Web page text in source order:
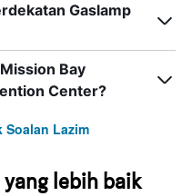
Gaslamp
Bay
Center?
Lazim
lebih baik